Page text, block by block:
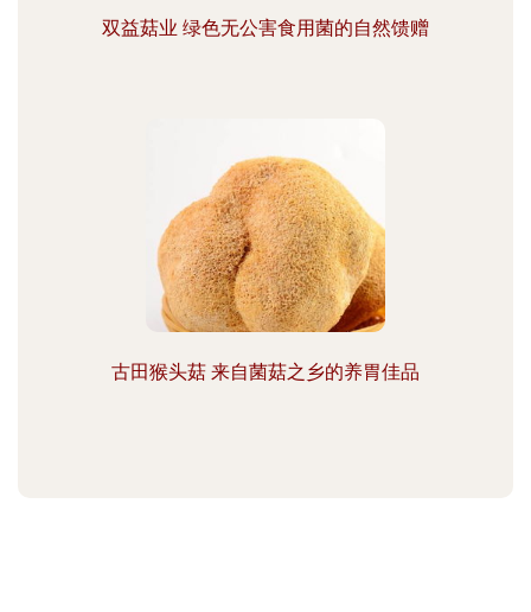
双益菇业 绿色无公害食用菌的自然馈赠
古田猴头菇 来自菌菇之乡的养胃佳品